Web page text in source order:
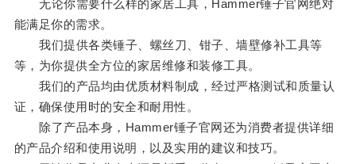
无论你需要什么样的家居工具，Hammer锤子官网绝对
能满足你的需求。
我们提供各类锤子、螺丝刀、钳子、墙壁修补工具等
等，为你提供全方位的家居维修和装修工具。
我们的产品均由优质材料制成，经过严格测试和质量认
证，确保使用时的安全和耐用性。
除了产品本身，Hammer锤子官网还为消费者提供详细
的产品介绍和使用说明，以及实用的建议和技巧。